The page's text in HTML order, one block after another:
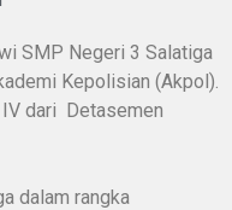
SMP Negeri 3 Salatiga
Kepolisian (Akpol).
IV dari Detasemen
dalam rangka